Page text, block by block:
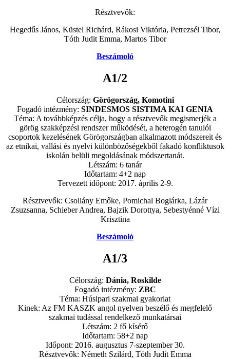
Résztvevők:
Hegedűs János, Küstel Richárd, Rákosi Viktória, Petrezsél Tibor,
Tóth Judit Emma, Martos Tibor
Beszámoló
A1/2
Célország: Görögország, Komotini
Fogadó intézmény: SINDESMOS SISTIMA KAI GENIA
Téma: A továbbképzés célja, hogy a résztvevők megismerjék a
görög szakképzési rendszer működését, a heterogén tanulói
csoportok kezelésének Görögországban alkalmazott módszereit és
az etnikai, vallási és nyelvi különbözőségekből fakadó konfliktusok
iskolán belüli megoldásának módszertanát.
Létszám: 6 tanár
Időtartam: 4+2 nap
Tervezett időpont: 2017. április 2-9.
Résztvevők: Csollány Emőke, Pomichal Boglárka, Lázár
Zsuzsanna, Schieber Andrea, Bajzik Dorottya, Sebestyénné Vízi
Krisztina
Beszámoló
A1/3
Célország: Dánia, Roskilde
Fogadó intézmény: ZBC
Téma: Húsipari szakmai gyakorlat
Kinek: Az FM KASZK angol nyelven beszélő és megfelelő
szakmai tudással rendelkező munkatársai
Létszám: 2 fő kísérő
Időtartam: 58+2 nap
Időpont: 2016. augusztus 7-szeptember 30.
Résztvevők: Németh Szilárd, Tóth Judit Emma